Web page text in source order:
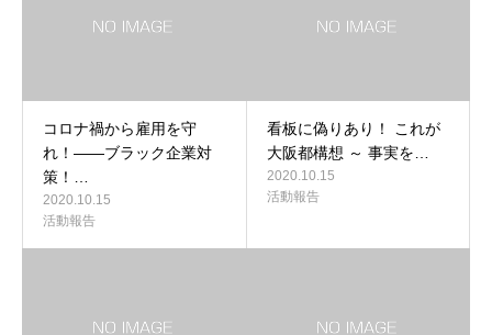
コロナ禍から雇用を守
れ！――ブラック企業対
策！…
2020.10.15
活動報告
看板に偽りあり！ これが
大阪都構想 ～ 事実を…
2020.10.15
活動報告